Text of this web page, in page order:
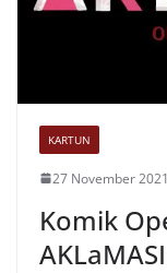
KARTUN
27 November 2021
Komik